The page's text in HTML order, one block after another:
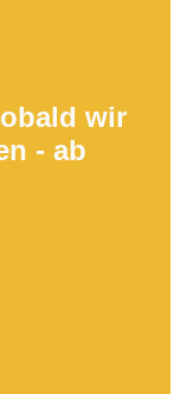
wir
- ab